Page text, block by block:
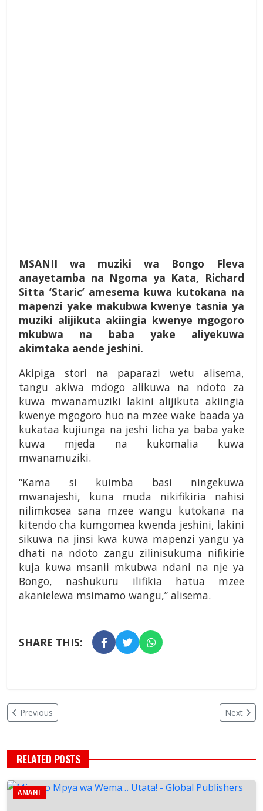
MSANII wa muziki wa Bongo Fleva
anayetamba na Ngoma ya Kata, Richard
Sitta ‘Staric’ amesema kuwa kutokana na
mapenzi yake makubwa kwenye tasnia ya
muziki alijikuta akiingia kwenye mgogoro
mkubwa na baba yake aliyekuwa
akimtaka aende jeshini.
Akipiga stori na paparazi wetu alisema,
tangu akiwa mdogo alikuwa na ndoto za
kuwa mwanamuziki lakini alijikuta akiingia
kwenye mgogoro huo na mzee wake baada ya
kukataa kujiunga na jeshi licha ya baba yake
kuwa mjeda na kukomalia kuwa
mwanamuziki.
“Kama si kuimba basi ningekuwa
mwanajeshi, kuna muda nikifikiria nahisi
nilimkosea sana mzee wangu kutokana na
kitendo cha kumgomea kwenda jeshini, lakini
sikuwa na jinsi kwa kuwa mapenzi yangu ya
dhati na ndoto zangu zilinisukuma nifikirie
kuja kuwa msanii mkubwa ndani na nje ya
Bongo, nashukuru ilifikia hatua mzee
akanielewa msimamo wangu,” alisema.
SHARE THIS:
Previous Next
RELATED POSTS
AMANI